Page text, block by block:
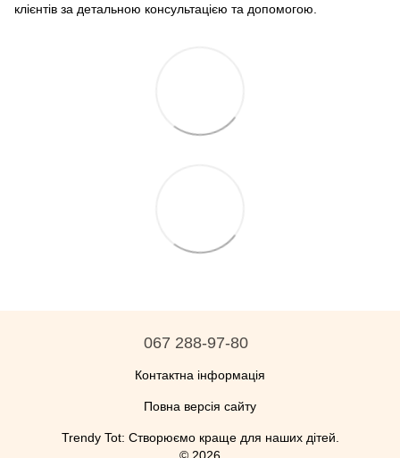
клієнтів за детальною консультацією та допомогою.
067 288-97-80
Контактна інформація
Повна версія сайту
Trendy Tot: Створюємо краще для наших дітей.